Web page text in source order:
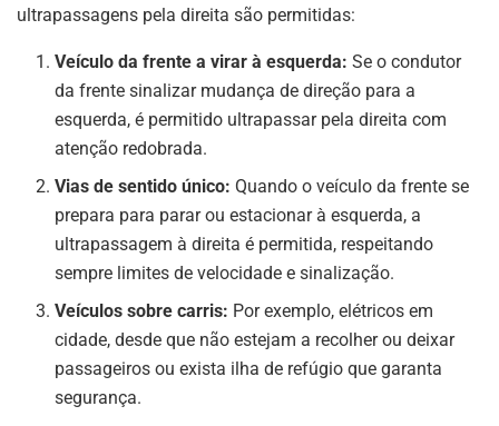
ultrapassagens pela direita são permitidas:
Veículo da frente a virar à esquerda: Se o condutor
da frente sinalizar mudança de direção para a
esquerda, é permitido ultrapassar pela direita com
atenção redobrada.
Vias de sentido único: Quando o veículo da frente se
prepara para parar ou estacionar à esquerda, a
ultrapassagem à direita é permitida, respeitando
sempre limites de velocidade e sinalização.
Veículos sobre carris: Por exemplo, elétricos em
cidade, desde que não estejam a recolher ou deixar
passageiros ou exista ilha de refúgio que garanta
segurança.